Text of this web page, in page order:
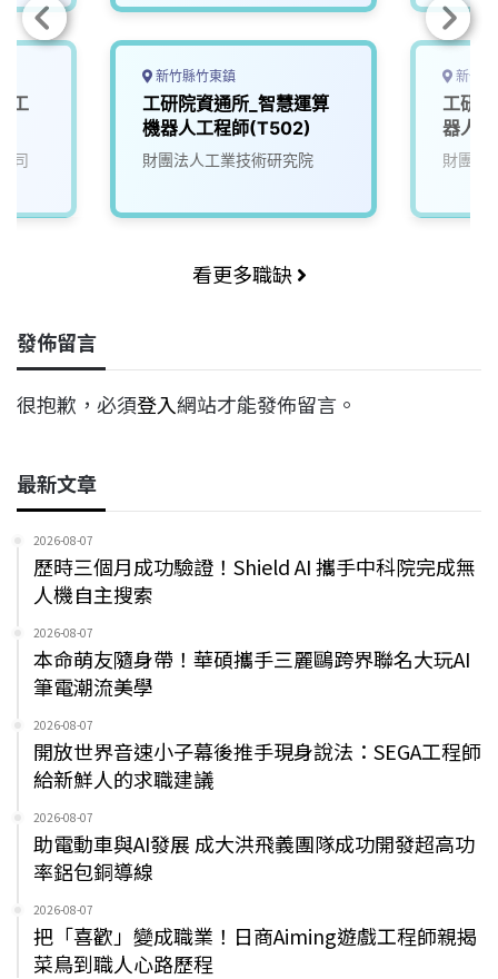
工
司
新竹縣竹東鎮
工研院資通所_智慧運算
機器人工程師(T502)
財團法人工業技術研究院
新竹
工研
器人
財團法
看更多職缺
發佈留言
很抱歉，必須登入網站才能發佈留言。
最新文章
2026-08-07
歷時三個月成功驗證！Shield AI 攜手中科院完成無
人機自主搜索
2026-08-07
本命萌友隨身帶！華碩攜手三麗鷗跨界聯名大玩AI
筆電潮流美學
2026-08-07
開放世界音速小子幕後推手現身說法：SEGA工程師
給新鮮人的求職建議
2026-08-07
助電動車與AI發展 成大洪飛義團隊成功開發超高功
率鋁包銅導線
2026-08-07
把「喜歡」變成職業！日商Aiming遊戲工程師親揭
菜鳥到職人心路歷程